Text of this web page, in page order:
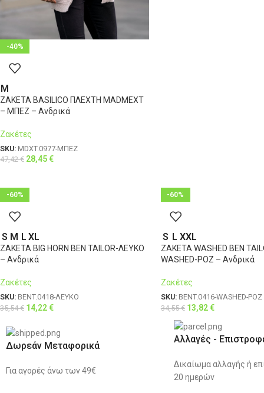
-40%
M
ΖΑΚΕΤΑ BASILICO ΠΛΕΧΤΗ MADMEXT
– ΜΠΕΖ – Ανδρικά
Ζακέτες
SKU: MDXT.0977-ΜΠΕΖ
47,42€ 28,45€
-60%
S M L XL
ΖΑΚΕΤΑ BIG HORN BEN TAILOR-ΛΕΥΚΟ
– Ανδρικά
Ζακέτες
SKU: BENT.0418-ΛΕΥΚΟ
35,54€ 14,22€
-60%
S L XXL
ΖΑΚΕΤΑ WASHED BEN
WASHED-ΡΟΖ – Ανδρικά
Ζακέτες
SKU: BENT.0416-WASHED-ΡΟΖ
34,55€ 13,82€
Δωρεάν Μεταφορικά
Για αγορές άνω των 49€
Αλλαγές -
Δικαίωμα αλλαγής ή
20 ημερών